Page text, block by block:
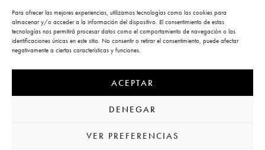
Para ofrecer las mejores experiencias, utilizamos tecnologías como las cookies para
almacenar y/o acceder a la información del dispositivo. El consentimiento de estas
tecnologías nos permitirá procesar datos como el comportamiento de navegación o las
identificaciones únicas en este sitio. No consentir o retirar el consentimiento, puede afectar
negativamente a ciertas características y funciones.
ACEPTAR
DENEGAR
VER PREFERENCIAS
Calle del Carnero, 1
28005 Madrid
© 2022 Kunstgalerie by Kodikas. All rights reserved. |